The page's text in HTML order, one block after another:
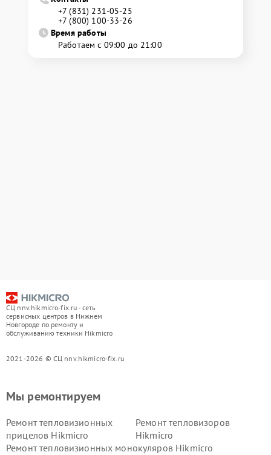
+7 (831) 231-05-25
+7 (800) 100-33-26
Время работы
Работаем с 09:00 до 21:00
СЦ nnv.hikmicro-fix.ru - сеть
сервисных центров в Нижнем
Новгороде по ремонту и
обслуживанию техники Hikmicro
2021-2026 © СЦ nnv.hikmicro-fix.ru
Мы ремонтируем
Ремонт тепловизионных
прицелов Hikmicro
Ремонт тепловизоров
Hikmicro
Ремонт тепловизионных монокуляров Hikmicro